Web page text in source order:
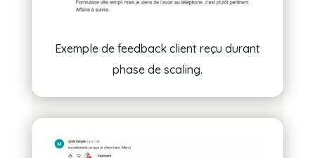
Exemple de feedback client reçu durant
phase de scaling.